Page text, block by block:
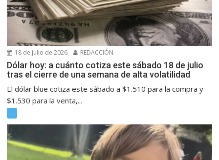
18 de julio de 2026 REDACCIÓN
Dólar hoy: a cuánto cotiza este sábado 18 de julio
tras el cierre de una semana de alta volatilidad
El dólar blue cotiza este sábado a $1.510 para la compra y
$1.530 para la venta,...
...